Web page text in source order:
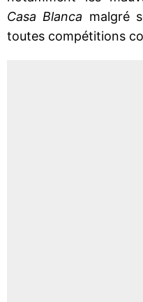
Casa Blanca malgré
toutes compétitions